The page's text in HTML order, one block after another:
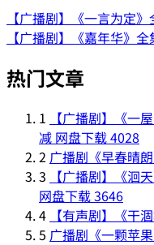
【广播剧】《一言为定
【广播剧】《嘉年华》
热门文章
1
【广播剧】《一
减 网盘下载4028
2 广播剧《早春晴
3
【广播剧】《洄
网盘下载3646
4 【有声剧】《干
5 广播剧《一颗苹